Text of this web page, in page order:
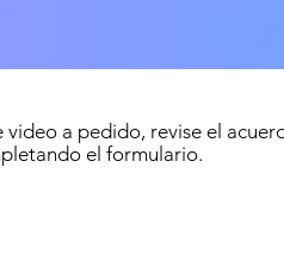
a pedido, revise el
el formulario.